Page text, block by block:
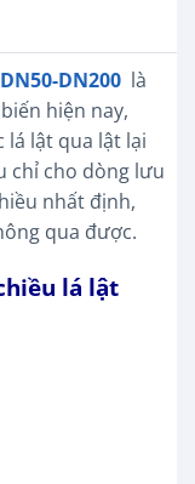
DN200 là
hiện nay,
lá lật qua lật lại
chỉ cho dòng lưu
nhất định,
qua được.
lá lật